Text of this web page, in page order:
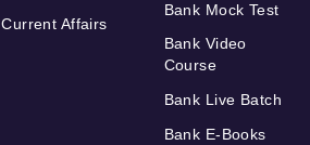
Current Affairs
Bank Mock Test
Bank Video
Course
Bank Live Batch
Bank E-Books